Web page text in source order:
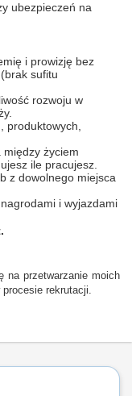
ubezpieczeń na
i prowizję bez
sufitu
rozwoju w
produktowych,
życiem
ile pracujesz.
z dowolnego miejsca
i wyjazdami
na przetwarzanie moich
rekrutacji.